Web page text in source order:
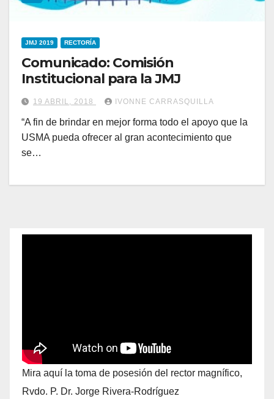
JMJ 2019 RECTORÍA
Comunicado: Comisión
Institucional para la JMJ
19 ABRIL, 2018 IVONNE CARRASQUILLA
“A fin de brindar en mejor forma todo el apoyo que la
USMA pueda ofrecer al gran acontecimiento que
se…
Mira aquí la toma de posesión del rector magnífico,
Rvdo. P. Dr. Jorge Rivera-Rodríguez